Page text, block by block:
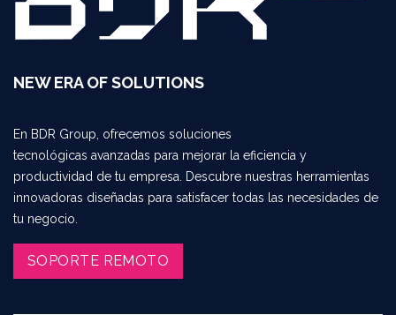
NEW ERA OF SOLUTIONS
En BDR Group, ofrecemos soluciones
tecnológicas avanzadas para mejorar la eficiencia y
productividad de tu empresa. Descubre nuestras herramientas
innovadoras diseñadas para satisfacer todas las necesidades de
tu negocio.
SOPORTE REMOTO​​​​